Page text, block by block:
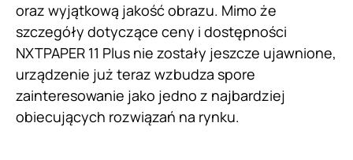
oraz wyjątkową jakość obrazu. Mimo że
szczegóły dotyczące ceny i dostępności
NXTPAPER 11 Plus nie zostały jeszcze ujawnione,
urządzenie już teraz wzbudza spore
zainteresowanie jako jedno z najbardziej
obiecujących rozwiązań na rynku.